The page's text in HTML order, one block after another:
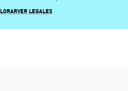
VER LEGALES